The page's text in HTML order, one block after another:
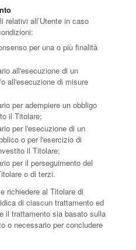
relativi all’Utente in caso
per una o più finalità
all'esecuzione di un
all'esecuzione di misure
per adempiere un obbligo
il Titolare;
per l'esecuzione di un
o per l'esercizio di
il Titolare;
per il perseguimento del
o di terzi.
richiedere al Titolare di
di ciascun trattamento ed
il trattamento sia basato sulla
o necessario per concludere